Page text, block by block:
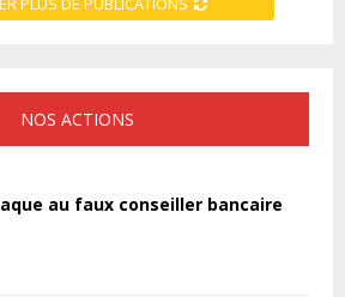
NOS ACTIONS
au faux conseiller bancaire